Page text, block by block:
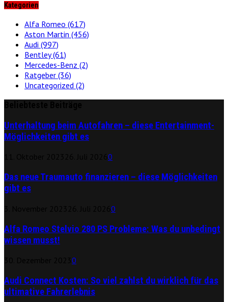
Kategorien
Alfa Romeo (617)
Aston Martin (456)
Audi (997)
Bentley(61)
Mercedes-Benz (2)
Ratgeber (36)
Uncategorized (2)
Unterhaltung beim Autofahren – diese Entertainment-
Möglichkeiten gibt es
0
Das neue Traumauto finanzieren – diese Möglichkeiten
gibt es
0
Alfa Romeo Stelvio 280 PS Probleme: Was du unbedingt
wissen musst!
0
Audi Connect Kosten: So viel zahlst du wirklich für das
ultimative Fahrerlebnis